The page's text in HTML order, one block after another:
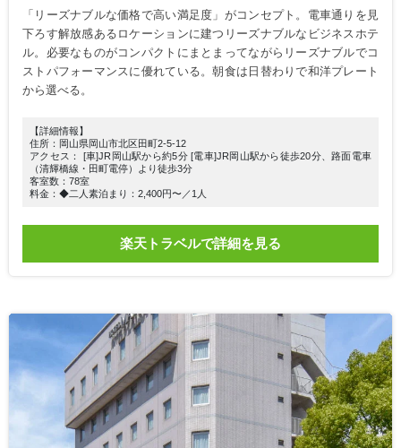
「リーズナブルな価格で高い満足度」がコンセプト。電車通りを見
下ろす解放感あるロケーションに建つリーズナブルなビジネスホテ
ル。必要なものがコンパクトにまとまってながらリーズナブルでコ
ストパフォーマンスに優れている。朝食は日替わりで和洋プレート
から選べる。
【詳細情報】
住所：岡山県岡山市北区田町2-5-12
アクセス： [車]JR岡山駅から約5分 [電車]JR岡山駅から徒歩20分、路面電車
（清輝橋線・田町電停）より徒歩3分
客室数：78室
料金：◆二人素泊まり：2,400円〜／1人
楽天トラベルで詳細を見る